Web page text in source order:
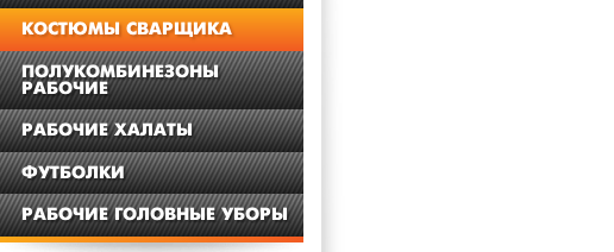
КОСТЮМЫ СВАРЩИКА
ПОЛУКОМБИНЕЗОНЫ
РАБОЧИЕ
РАБОЧИЕ ХАЛАТЫ
ФУТБОЛКИ
РАБОЧИЕ ГОЛОВНЫЕ УБОРЫ